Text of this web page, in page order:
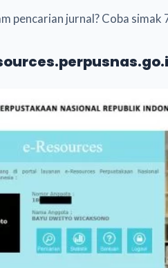
pencarian jurnal? Coba